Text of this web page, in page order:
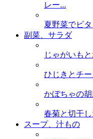
レー...
夏野菜でビ
副菜、サラダ
じゃがいも
ひじきとチ
かぼちゃの
春菊と切干
スープ、汁もの